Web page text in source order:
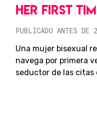
HER FIRST
PUBLICADO ANTES DE
Una mujer bisexual
navega por primera
seductor de las citas